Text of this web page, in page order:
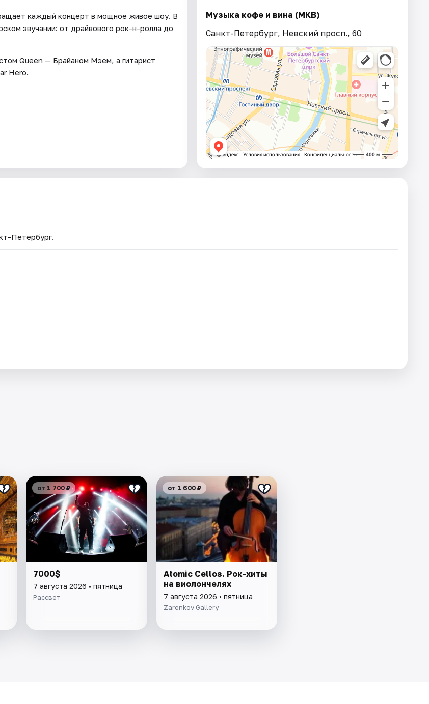
каждый концерт в мощное живое шоу. В
звучании: от драйвового рок-н-ролла до
Queen — Брайаном Мэем, а гитарист
Hero.
Музыка кофе и вина (МКВ)
Санкт-Петербург, Невский просп., 60
Петербург.
от 1 700 ₽
7000$
7 августа 2026 • пятница
Рассвет
от 1 600 ₽
Atomic Cellos. Рок-хиты
на виолончелях
7 августа 2026 • пятница
Zarenkov Gallery